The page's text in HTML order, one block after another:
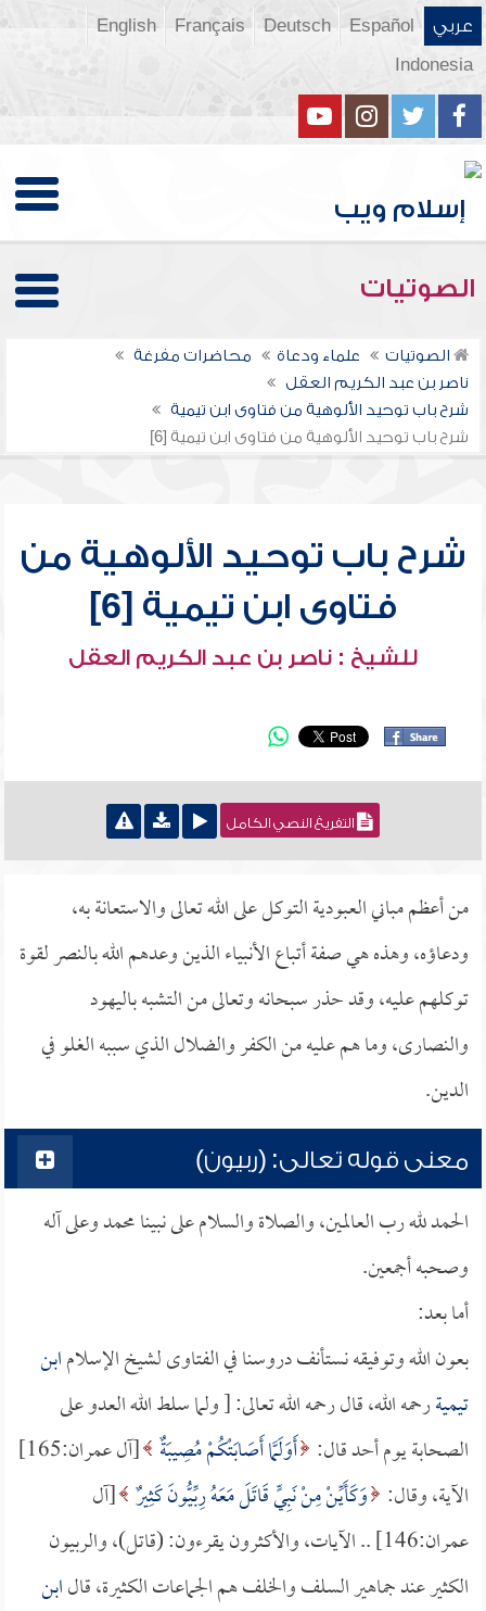
عربي Español
Deutsch
Français
English
Indonesia
الصوتيات
الصوتيات علماء ودعاة
محاضرات مفرغة
ناصر بن عبد الكريم العقل
شرح باب توحيد الألوهية من فتاوى ابن تيمية
شرح باب توحيد الألوهية من فتاوى ابن تيمية [6]
شرح باب توحيد الألوهية من
فتاوى ابن تيمية [6]
للشيخ : ناصر بن عبد الكريم العقل
التفريغ النصي الكامل
من أعظم مباني العبودية التوكل على الله تعالى والاستعانة به،
ودعاؤه، وهذه هي صفة أتباع الأنبياء الذين وعدهم الله بالنصر لقوة
توكلهم عليه، وقد حذر سبحانه وتعالى من التشبه باليهود
والنصارى، وما هم عليه من الكفر والضلال الذي سببه الغلو في
الدين.
معنى قوله تعالى: (ربيون)
الحمد لله رب العالمين، والصلاة والسلام على نبينا محمد وعلى آله
وصحبه أجمعين.
أما بعد:
بعون الله وتوفيقه نستأنف دروسنا في الفتاوى لشيخ الإسلامابن
تيميةرحمه الله، قال رحمه الله تعالى: [ ولما سلط الله العدو على
الصحابة يوم أحد قال: أَوَلَمَّا أَصَابَتْكُمْ مُصِيبَةٌ
[آل عمران:165]
الآية، وقال: وَكَأَيِّنْ مِنْ نَبِيٍّ قَاتَلَ مَعَهُ رِبِّيُّونَ كَثِيرٌ [آل
عمران:146] .. الآيات، والأكثرون يقرءون: (قاتل)، والربيون
الكثير عند جماهير السلف والخلف هم الجماعات الكثيرة، قالابن